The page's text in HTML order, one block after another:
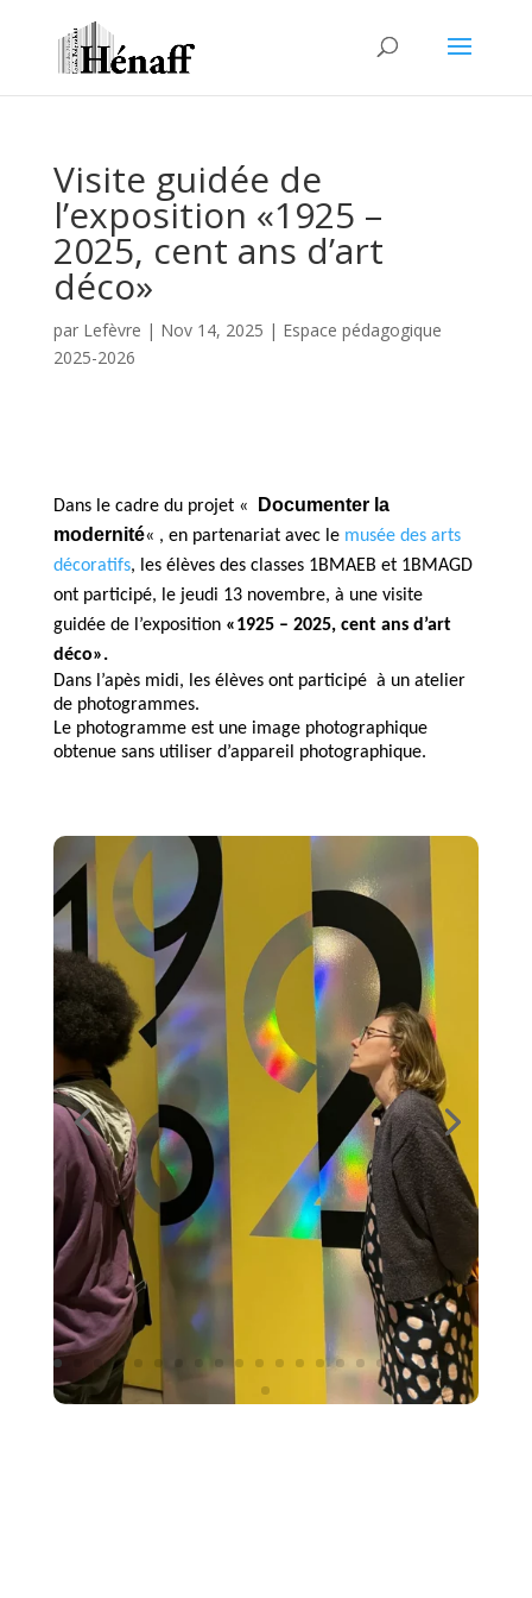
Visite guidée de
l’exposition «1925 –
2025, cent ans d’art
déco»
par Lefèvre | Nov 14, 2025 | Espace pédagogique
2025-2026
Dans le cadre du projet «
Documenter la
modernité« , en partenariat avec le musée des arts
décoratifs, les élèves des classes 1BMAEB et 1BMAGD
ont participé, le jeudi 13 novembre, à une visite
guidée de l’exposition«1925 – 2025, cent ans d’art
déco».
Dans l’apès midi, les élèves ont participé à un atelier
de photogrammes.
Le photogramme est une image photographique
obtenue sans utiliser d’appareil photographique.